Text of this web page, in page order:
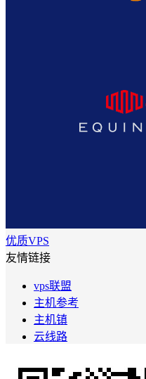
优质VPS
友情链接
vps联盟
主机参考
主机镇
云线路